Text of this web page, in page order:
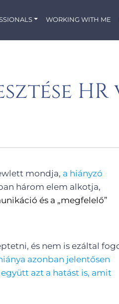
WORKING WITH ME
HR
mondja, a hiányzó
három elem alkotja,
és a „megfelelő”
és nem is ezáltal
azonban jelentősen
azt a hatást is, amit